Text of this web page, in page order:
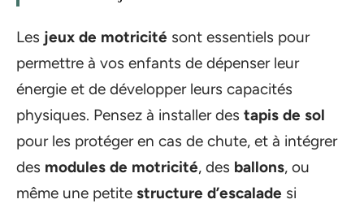
Les jeux de motricité sont essentiels pour
permettre à vos enfants de dépenser leur
énergie et de développer leurs capacités
physiques. Pensez à installer des tapis de sol
pour les protéger en cas de chute, et à intégrer
des modules de motricité, des ballons, ou
même une petite structure d’escalade si